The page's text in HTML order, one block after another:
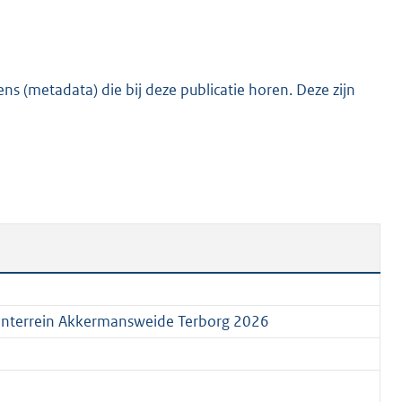
K
(metadata) die bij deze publicatie horen. Deze zijn
Akkermansweide Terborg 2026